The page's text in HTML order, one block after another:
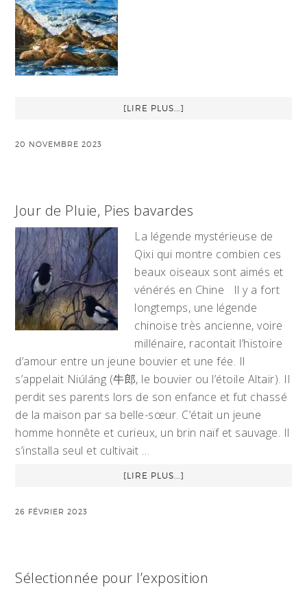
[LIRE PLUS...]
20 NOVEMBRE 2023
Jour de Pluie, Pies bavardes
La légende mystérieuse de
Qixi qui montre combien ces
beaux oiseaux sont aimés et
vénérés en Chine Il y a fort
longtemps, une légende
chinoise très ancienne, voire
millénaire, racontait l’histoire
d’amour entre un jeune bouvier et une fée. Il
s’appelait Niúláng (牛郎, le bouvier ou l’étoile Altaïr). Il
perdit ses parents lors de son enfance et fut chassé
de la maison par sa belle-sœur. C’était un jeune
homme honnête et curieux, un brin naïf et sauvage. Il
s’installa seul et cultivait …
[LIRE PLUS...]
26 FÉVRIER 2023
Sélectionnée pour l’exposition